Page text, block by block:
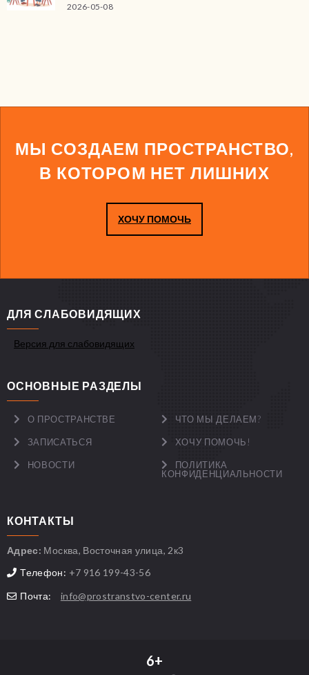
2026-05-08
МЫ СОЗДАЕМ ПРОСТРАНСТВО,
В КОТОРОМ НЕТ ЛИШНИХ
ХОЧУ ПОМОЧЬ
ДЛЯ СЛАБОВИДЯЩИХ
Версия для слабовидящих
ОСНОВНЫЕ РАЗДЕЛЫ
О ПРОСТРАНСТВЕ ЧТО МЫ ДЕЛАЕМ?
ЗАПИСАТЬСЯ ХОЧУ ПОМОЧЬ!
НОВОСТИ
ПОЛИТИКА
КОНФИДЕНЦИАЛЬНОСТИ
КОНТАКТЫ
Адрес: Москва, Восточная улица, 2к3
Телефон: +7 916 199-43-56
Почта:
info@prostranstvo-center.ru
6+